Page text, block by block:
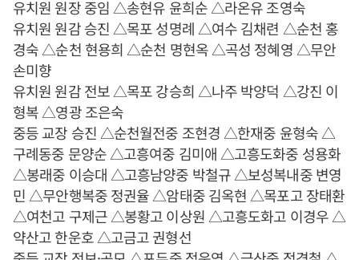
유치원 원장 중임 △송현유 윤희순 △라온유 조영숙
유치원 원감 승진 △목포 성명례 △여수 김채련 △순천 홍
경숙 △순천 현용희 △순천 명현옥 △곡성 정혜영 △무안
손미향
유치원 원감 전보 △목포 강승희 △나주 박양덕 △강진 이
형복 △영광 조은숙
중등 교장 승진 △순천월전중 조현경 △한재중 윤형숙 △
구례동중 문양순 △고흥여중 김미애 △고흥도화중 성용화
△봉래중 이승대 △고흥남양중 박철규 △보성복내중 변영
민 △무안행복중 정권율 △암태중 김옥현 △목포고 장태환
△여천고 구제근 △봉황고 이상원 △고흥도화고 이경우 △
약산고 한운호 △고금고 권형선